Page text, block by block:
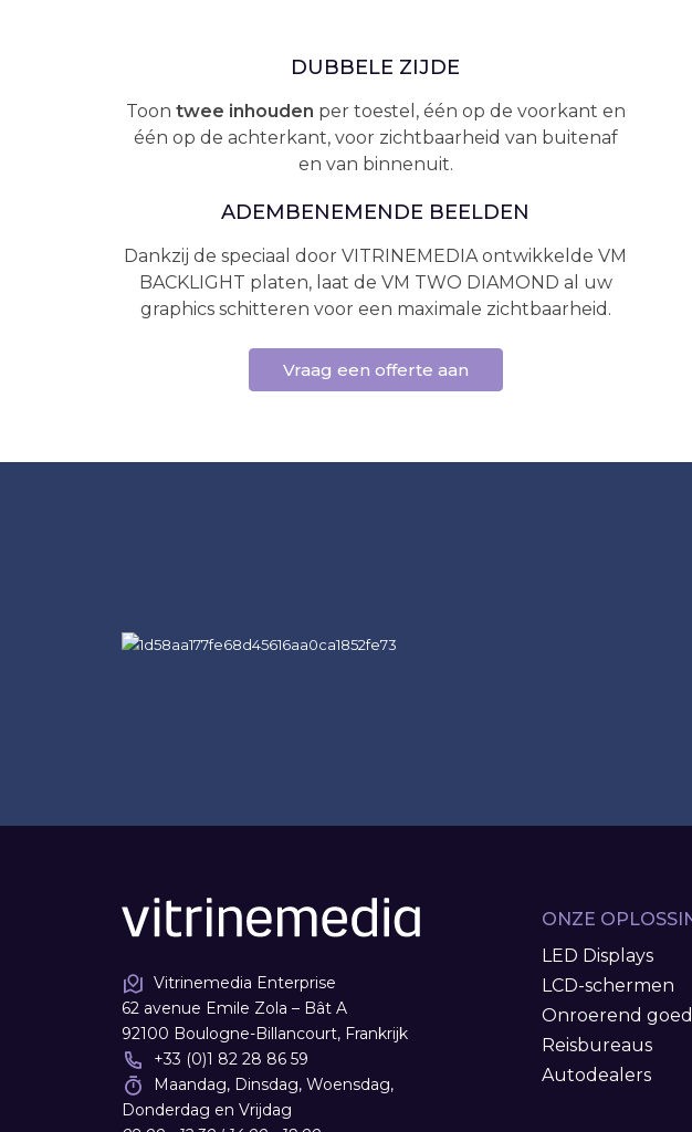
DUBBELE ZIJDE
Toon twee inhouden per toestel, één op de voorkant en
één op de achterkant, voor zichtbaarheid van buitenaf
en van binnenuit.
ADEMBENEMENDE BEELDEN
Dankzij de speciaal door VITRINEMEDIA ontwikkelde VM
BACKLIGHT platen, laat de VM TWO DIAMOND al uw
graphics schitteren voor een maximale zichtbaarheid.
Vraag een offerte aan
Vitrinemedia Enterprise
62 avenue Emile Zola – Bât A
92100 Boulogne-Billancourt, Frankrijk
+33 (0)1 82 28 86 59
Maandag, Dinsdag, Woensdag,
Donderdag en Vrijdag
ONZE
LED Displays
LCD-schermen
Onroerend goed
Reisbureaus
Autodealers